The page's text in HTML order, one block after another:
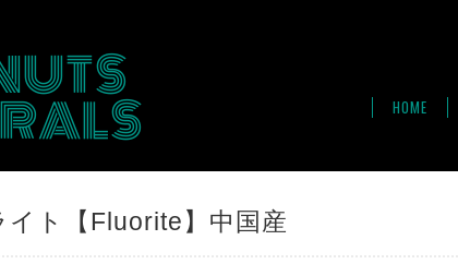
HOME
イト【Fluorite】中国産